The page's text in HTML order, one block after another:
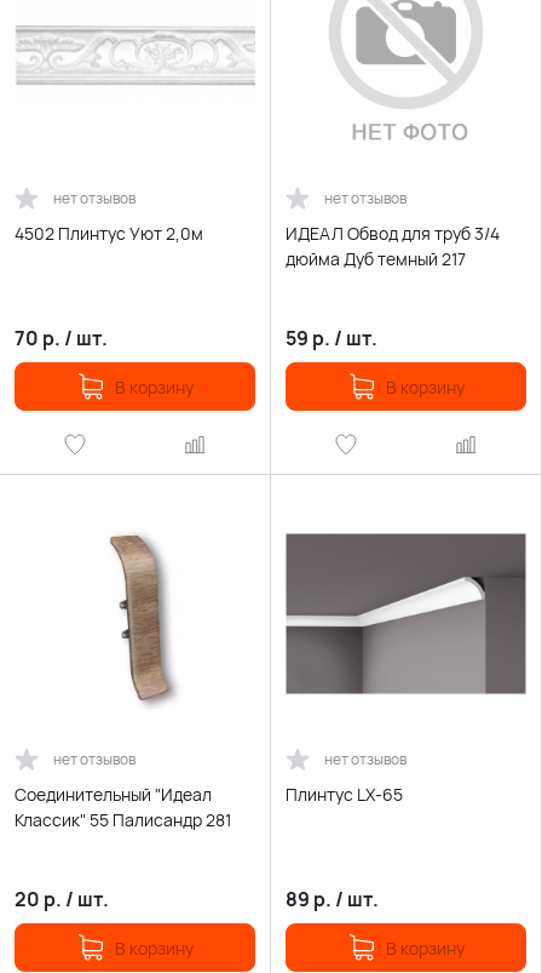
нет отзывов
4502 Плинтус Уют 2,0м
70 р. / шт.
В корзину
нет отзывов
ИДЕАЛ Обвод для труб 3/4
дюйма Дуб темный 217
59 р. / шт.
В корзину
нет отзывов
Соединительный "Идеал
Классик" 55 Палисандр 281
20 р. / шт.
В корзину
нет отзывов
Плинтус LX-65
89 р. / шт.
В корзину